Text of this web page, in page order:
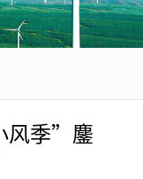
风季”鏖